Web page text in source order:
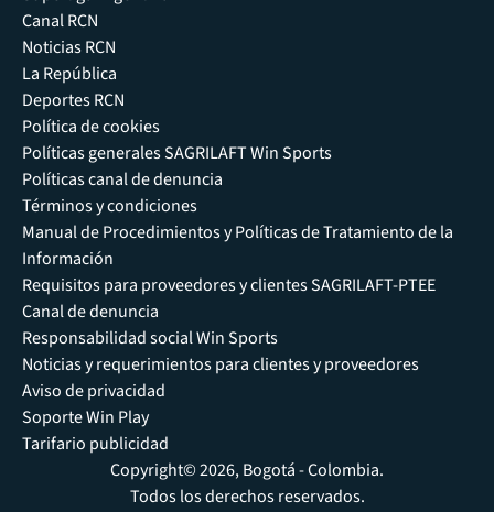
Canal RCN
Noticias RCN
La República
Deportes RCN
Política de cookies
Políticas generales SAGRILAFT Win Sports
Políticas canal de denuncia
Términos y condiciones
Manual de Procedimientos y Políticas de Tratamiento de la
Información
Requisitos para proveedores y clientes SAGRILAFT-PTEE
Canal de denuncia
Responsabilidad social Win Sports
Noticias y requerimientos para clientes y proveedores
Aviso de privacidad
Soporte Win Play
Tarifario publicidad
Copyright© 2026, Bogotá - Colombia.
Todos los derechos reservados.